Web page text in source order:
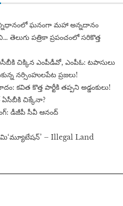
ఘనంగా మహా అన్నదానం
తెలుగు పత్రికా ప్రపంచంలో సరికొత్త
చిక్కిన ఎంపీడీవో, ఎంపీఓ: టపాసులు
నర్సింహులపేట ప్రజలు!
కవిత కొత్త పార్టీకి తప్పని అడ్డంకులు!
ఏసీబీకి చిక్కేనా?
డీజీపీ సీవీ ఆనంద్
– Illegal Land